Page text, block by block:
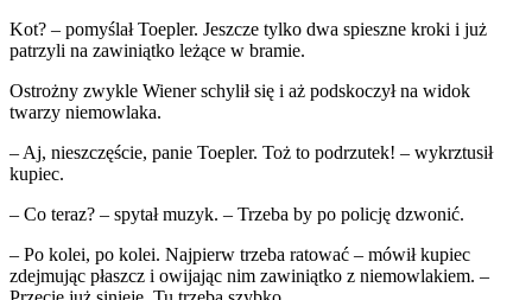
Kot? – pomyślał Toepler. Jeszcze tylko dwa spieszne kroki i już
patrzyli na zawiniątko leżące w bramie.
Ostrożny zwykle Wiener schylił się i aż podskoczył na widok
twarzy niemowlaka.
– Aj, nieszczęście, panie Toepler. Toż to podrzutek! – wykrztusił
kupiec.
– Co teraz? – spytał muzyk. – Trzeba by po policję dzwonić.
– Po kolei, po kolei. Najpierw trzeba ratować – mówił kupiec
zdejmując płaszcz i owijając nim zawiniątko z niemowlakiem. –